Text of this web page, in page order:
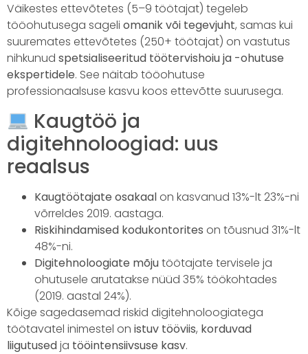
Väikestes ettevõtetes (5–9 töötajat) tegeleb
tööohutusega sageli omanik või tegevjuht, samas kui
suuremates ettevõtetes (250+ töötajat) on vastutus
nihkunud spetsialiseeritud töötervishoiu ja -ohutuse
ekspertidele. See näitab tööohutuse
professionaalsuse kasvu koos ettevõtte suurusega.
Kaugtöö ja
digitehnoloogiad: uus
reaalsus
Kaugtöötajate osakaalon kasvanud 13%-lt 23%-ni
võrreldes 2019. aastaga.
Riskihindamised kodukontorites on tõusnud 31%-lt
48%-ni.
Digitehnoloogiate mõjutöötajate tervisele ja
ohutusele arutatakse nüüd 35% töökohtades
(2019. aastal 24%).
Kõige sagedasemad riskid digitehnoloogiatega
töötavatel inimestel on istuv tööviis, korduvad
liigutusedja tööintensiivsuse kasv.